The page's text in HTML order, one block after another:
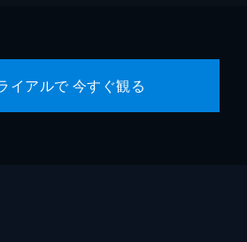
イアルで 今すぐ観る